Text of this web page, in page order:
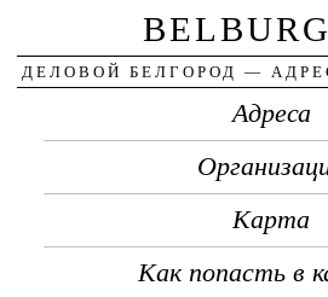
ДЕЛОВОЙ БЕЛГОРОД —
Адреса
Карта
Как попасть в